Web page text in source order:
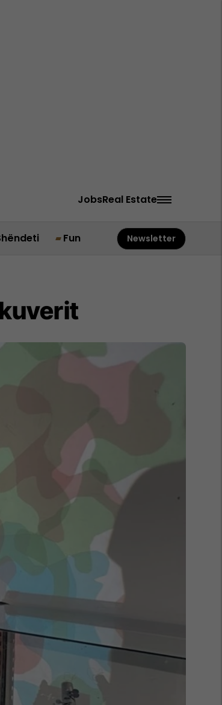
JobsReal Estate
Fun Newsletter